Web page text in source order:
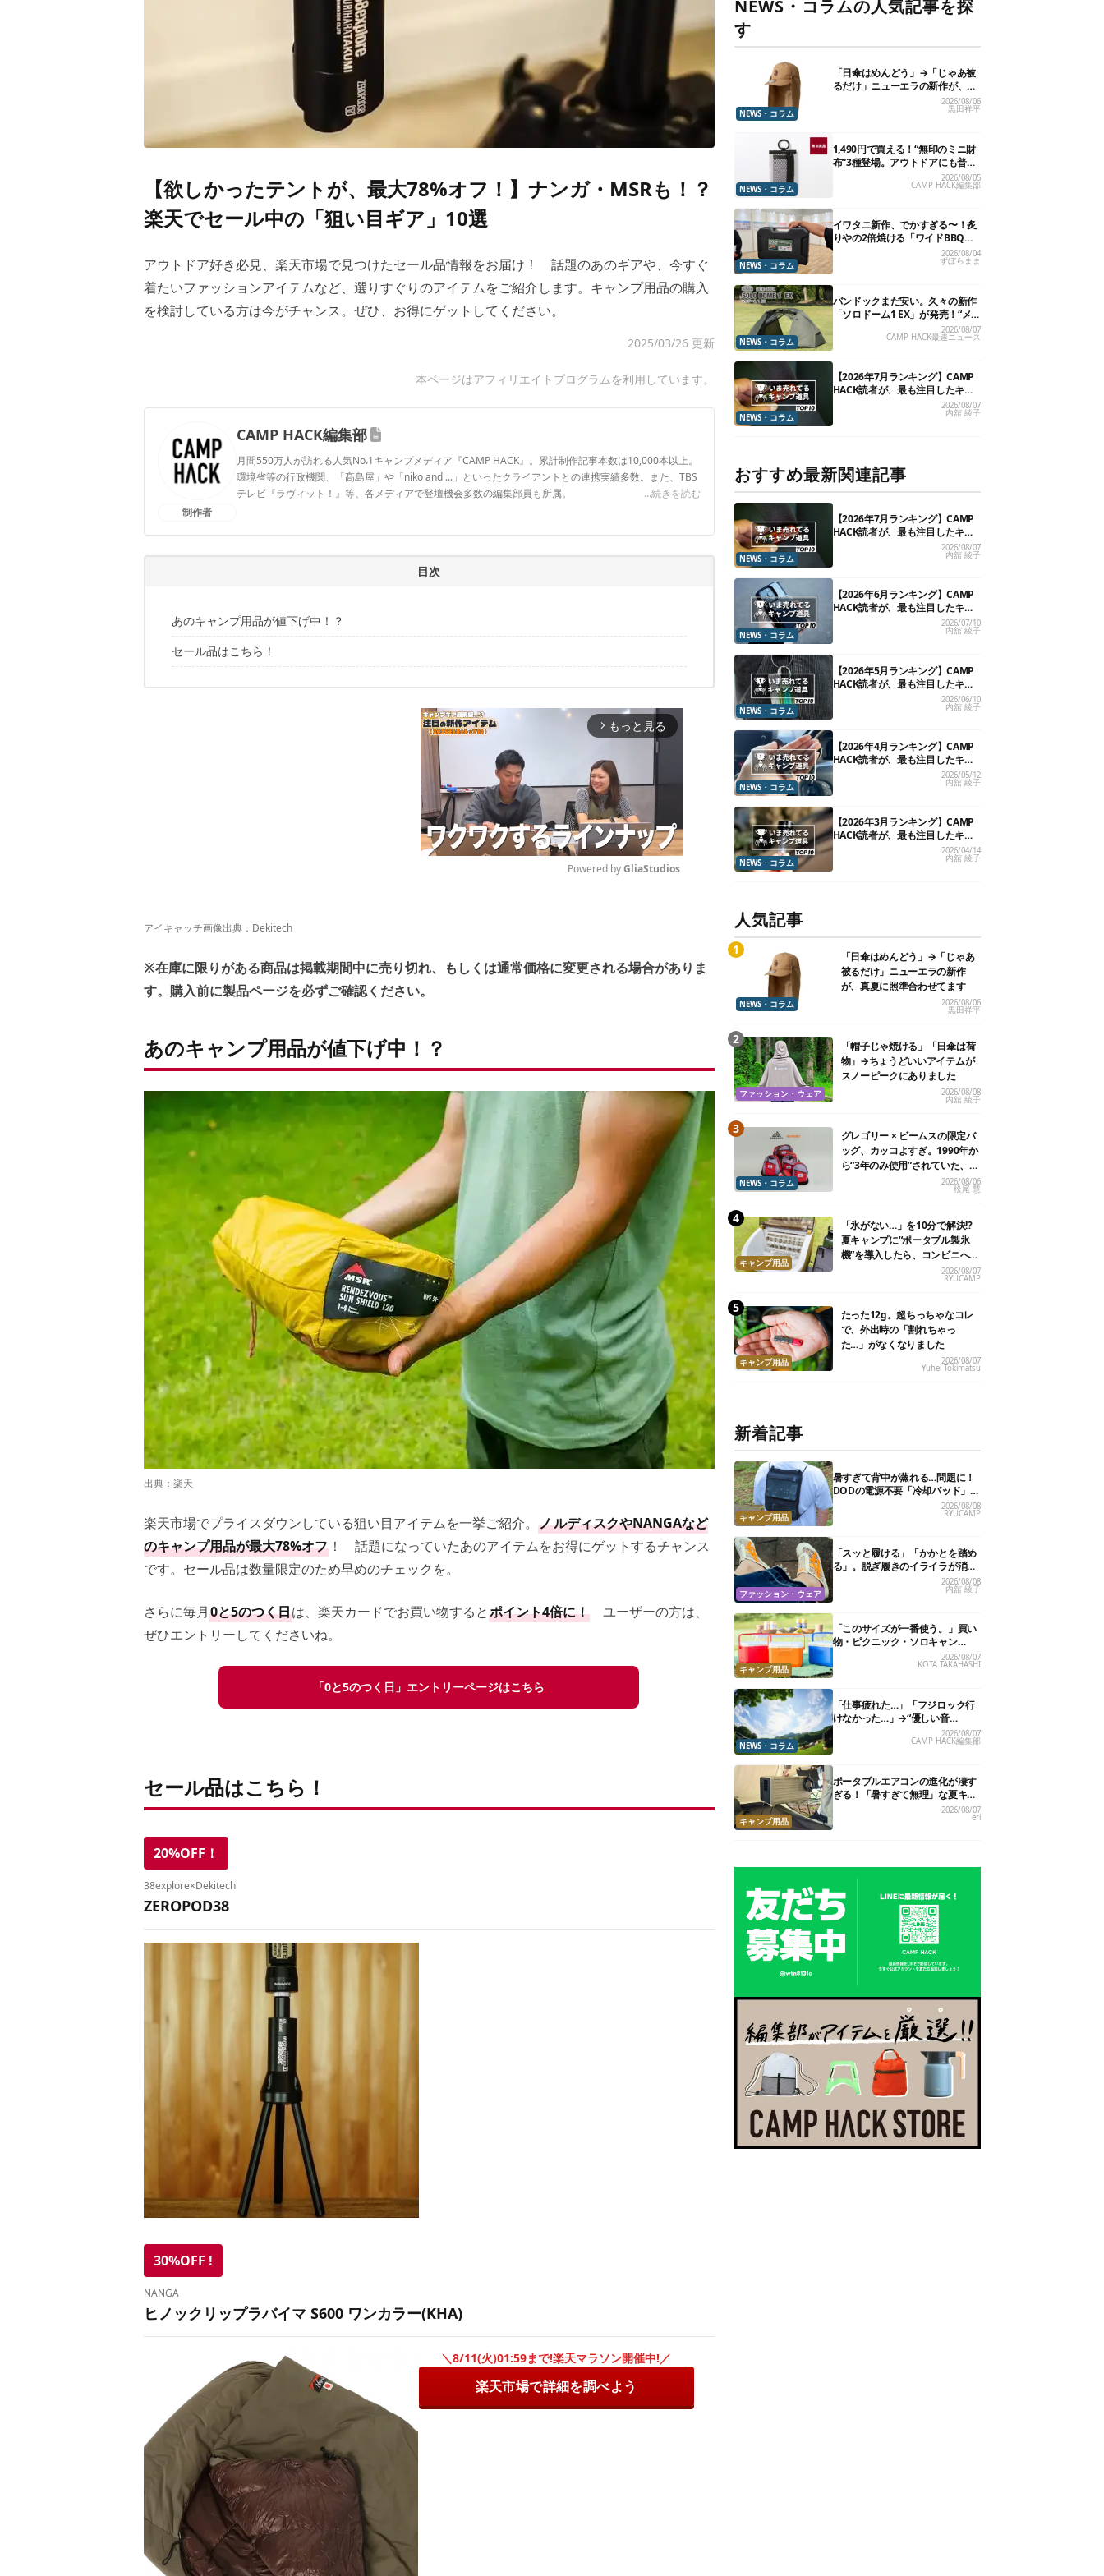
【欲しかったテントが、最大78%オフ！】ナンガ・MSRも！？
楽天でセール中の「狙い目ギア」10選
アウトドア好き必見、楽天市場で見つけたセール品情報をお届け！ 話題のあのギアや、今すぐ
着たいファッションアイテムなど、選りすぐりのアイテムをご紹介します。キャンプ用品の購入
を検討している方は今がチャンス。ぜひ、お得にゲットしてください。
2025/03/26 更新
本ページはアフィリエイトプログラムを利用しています。
制作者
CAMP HACK編集部
月間550万人が訪れる人気No.1キャンプメディア『CAMP HACK』。累計制作記事本数は10,000本以上。
環境省等の行政機関、「髙島屋」や「niko and ...」といったクライアントとの連携実績多数。また、TBS
テレビ『ラヴィット！』等、各メディアで登壇機会多数の編集部員も所属。
...続きを読む
目次
あのキャンプ用品が値下げ中！？
セール品はこちら！
arrow_forward_ios もっと見る
Powered by GliaStudios
アイキャッチ画像出典： Dekitech
※在庫に限りがある商品は掲載期間中に売り切れ、もしくは通常価格に変更される場合がありま
す。購入前に製品ページを必ずご確認ください。
あのキャンプ用品が値下げ中！？
出典： 楽天
楽天市場でプライスダウンしている狙い目アイテムを一挙ご紹介。 ノルディスクやNANGAなど
のキャンプ用品が最大78%オフ！ 話題になっていたあのアイテムをお得にゲットするチャンス
です。セール品は数量限定のため早めのチェックを。
さらに毎月0と5のつく日は、楽天カードでお買い物するとポイント4倍に！ユーザーの方は、
ぜひエントリーしてくださいね。
「0と5のつく日」エントリーページはこちら
セール品はこちら！
20%OFF！
38explore×Dekitech
ZEROPOD38
30%OFF !
NANGA
ヒノックリップラバイマ S600 ワンカラー(KHA)
＼8/11(火)01:59まで!楽天マラソン開催中!／
楽天市場で詳細を調べよう
NEWS・コラムの人気記事を探
す
NEWS・コラム
「日傘はめんどう」→「じゃあ被
るだけ」ニューエラの新作が、真
2026/08/06
黒田祥平
NEWS・コラム
1,490円で買える！“無印のミニ財
布”3種登場。アウトドアにも普段
2026/08/05
CAMP HACK編集部
NEWS・コラム
イワタニ新作、でかすぎる〜！炙
りやの2倍焼ける「ワイドBBQグ
リル」で“豪快焼肉”できるよ【再
販開始】
2026/08/04
ずぼらまま
NEWS・コラム
バンドックまだ安い。久々の新作
「ソロドーム1 EX」が発売！“メ
ッシュインナー”だけでも使える
よ【防災も◎】
2026/08/07
CAMP HACK最速ニュース
NEWS・コラム
【2026年7月ランキング】CAMP
HACK読者が、最も注目したキャ
2026/08/07
内舘 綾子
おすすめ最新関連記事
NEWS・コラム
【2026年7月ランキング】CAMP
HACK読者が、最も注目したキャ
2026/08/07
内舘 綾子
NEWS・コラム
【2026年6月ランキング】CAMP
HACK読者が、最も注目したキャ
2026/07/10
内舘 綾子
NEWS・コラム
【2026年5月ランキング】CAMP
HACK読者が、最も注目したキャ
ンプ道具TOP10
2026/06/10
内舘 綾子
NEWS・コラム
【2026年4月ランキング】CAMP
HACK読者が、最も注目したキャ
ンプ道具TOP10
2026/05/12
内舘 綾子
NEWS・コラム
【2026年3月ランキング】CAMP
HACK読者が、最も注目したキャ
ンプ道具TOP10
2026/04/14
内舘 綾子
人気記事
NEWS・コラム
「日傘はめんどう」→「じゃあ
被るだけ」ニューエラの新作
が、真夏に照準合わせてます
2026/08/06
黒田祥平
ファッション・ウェア
「帽子じゃ焼ける」「日傘は荷
物」→ちょうどいいアイテムが
スノーピークにありました
2026/08/08
内舘 綾子
NEWS・コラム
グレゴリー × ビームスの限定バ
ッグ、カッコよすぎ。1990年か
ら“3年のみ使用”されていた、紫
2026/08/06
松尾 慧
キャンプ用品
「氷がない…」を10分で解決!?
夏キャンプに“ポータブル製氷
機”を導入したら、コンビニへ走
2026/08/07
RYUCAMP
キャンプ用品
たった12g。超ちっちゃなコレ
で、外出時の「割れちゃっ
た…」がなくなりました
2026/08/07
Yuhei Tokimatsu
新着記事
キャンプ用品
暑すぎて背中が蒸れる…問題に！
DODの電源不要「冷却パッド」を
試したら、夏の移動がラクになっ
た
2026/08/08
RYUCAMP
ファッション・ウェア
「スッと履ける」「かかとを踏め
る」。脱ぎ履きのイライラが消え
る快適“スニーカーサンダル”6選
2026/08/08
内舘 綾子
キャンプ用品
「このサイズが一番使う。」買い
物・ピクニック・ソロキャン
に“ちょうどいい”小型クーラーボ
ックス13選
2026/08/07
KOTA TAKAHASHI
NEWS・コラム
「仕事疲れた…」「フジロック行
けなかった…」→“優しい音
楽”と“大きな自然”で治癒。まだ間
に合います。
2026/08/07
CAMP HACK編集部
キャンプ用品
ポータブルエアコンの進化が凄す
ぎる！「暑すぎて無理」な夏キャ
ンプを激変させる最新5選2026/08/07
eri